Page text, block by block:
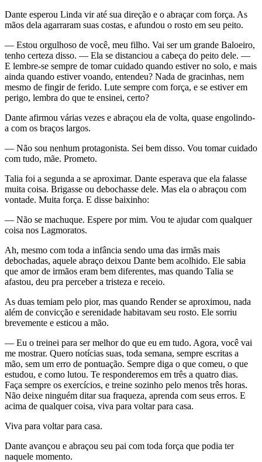
Dante esperou Linda vir até sua direção e o abraçar com força. As
mãos dela agarraram suas costas, e afundou o rosto em seu peito.
— Estou orgulhoso de você, meu filho. Vai ser um grande Baloeiro,
tenho certeza disso. — Ela se distanciou a cabeça do peito dele. —
E lembre-se sempre de tomar cuidado quando estiver no solo, e mais
ainda quando estiver voando, entendeu? Nada de gracinhas, nem
mesmo de fingir de ferido. Lute sempre com força, e se estiver em
perigo, lembra do que te ensinei, certo?
Dante afirmou várias vezes e abraçou ela de volta, quase engolindo-
a com os braços largos.
— Não sou nenhum protagonista. Sei bem disso. Vou tomar cuidado
com tudo, mãe. Prometo.
Talia foi a segunda a se aproximar. Dante esperava que ela falasse
muita coisa. Brigasse ou debochasse dele. Mas ela o abraçou com
vontade. Muita força. E disse baixinho:
— Não se machuque. Espere por mim. Vou te ajudar com qualquer
coisa nos Lagmoratos.
Ah, mesmo com toda a infância sendo uma das irmãs mais
debochadas, aquele abraço deixou Dante bem acolhido. Ele sabia
que amor de irmãos eram bem diferentes, mas quando Talia se
afastou, deu pra perceber a tristeza e receio.
As duas temiam pelo pior, mas quando Render se aproximou, nada
além de convicção e serenidade habitavam seu rosto. Ele sorriu
brevemente e esticou a mão.
— Eu o treinei para ser melhor do que eu em tudo. Agora, você vai
me mostrar. Quero notícias suas, toda semana, sempre escritas a
mão, sem um erro de pontuação. Sempre diga o que comeu, o que
estudou, e como lutou. Te responderemos em três a quatro dias.
Faça sempre os exercícios, e treine sozinho pelo menos três horas.
Não deixe ninguém ditar sua fraqueza, aprenda com seus erros. E
acima de qualquer coisa, viva para voltar para casa.
Viva para voltar para casa.
Dante avançou e abraçou seu pai com toda força que podia ter
naquele momento.